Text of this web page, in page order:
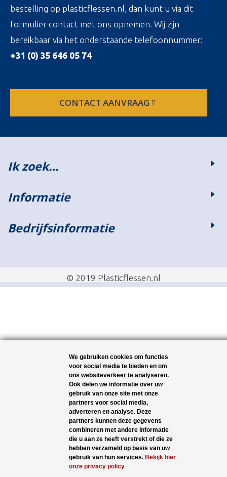
bestelling op plasticflessen.nl, dan kunt u via dit
formulier contact met ons opnemen. Wij zijn
bereikbaar via het onderstaande telefoonnummer:
+31 (0) 35 646 05 74
CONTACT AANVRAAG
Ik zoek…
Informatie
Bedrijfsinformatie
© 2019 Plasticflessen.nl
We gebruiken cookies om functies
voor social media te bieden en om
ons websiteverkeer te analyseren.
Ook delen we informatie over uw
gebruik van onze site met onze
partners voor social media,
adverteren en analyse. Deze
partners kunnen deze gegevens
combineren met andere informatie
die u aan ze heeft verstrekt of die ze
hebben verzameld op basis van uw
gebruik van hun services. Bekijk hier
onze privacy policy